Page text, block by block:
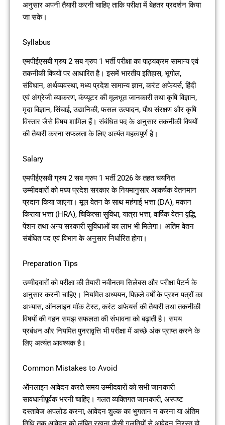
अनुसार अपनी तैयारी करनी चाहिए ताकि परीक्षा में बेहतर प्रदर्शन किया
जा सके।
Syllabus
एमपीईएसबी ग्रुप 2 सब ग्रुप 1 भर्ती परीक्षा का पाठ्यक्रम सामान्य एवं
तकनीकी विषयों पर आधारित है। इसमें भारतीय इतिहास, भूगोल,
संविधान, अर्थव्यवस्था, मध्य प्रदेश सामान्य ज्ञान, करंट अफेयर्स, हिंदी
एवं अंग्रेजी व्याकरण, कंप्यूटर की मूलभूत जानकारी तथा कृषि विज्ञान,
मृदा विज्ञान, सिंचाई, उद्यानिकी, फसल उत्पादन, पौध संरक्षण और कृषि
विस्तार जैसे विषय शामिल हैं। संबंधित पद के अनुसार तकनीकी विषयों
की तैयारी करना सफलता के लिए अत्यंत महत्वपूर्ण है।
Salary
एमपीईएसबी ग्रुप 2 सब ग्रुप 1 भर्ती 2026 के तहत चयनित
उम्मीदवारों को मध्य प्रदेश सरकार के नियमानुसार आकर्षक वेतनमान
प्रदान किया जाएगा। मूल वेतन के साथ महंगाई भत्ता (DA), मकान
किराया भत्ता (HRA), चिकित्सा सुविधा, यात्रा भत्ता, वार्षिक वेतन वृद्धि,
पेंशन तथा अन्य सरकारी सुविधाओं का लाभ भी मिलेगा। अंतिम वेतन
संबंधित पद एवं विभाग के अनुसार निर्धारित होगा।
Preparation Tips
उम्मीदवारों को परीक्षा की तैयारी नवीनतम सिलेबस और परीक्षा पैटर्न के
अनुसार करनी चाहिए। नियमित अध्ययन, पिछले वर्षों के प्रश्न पत्रों का
अभ्यास, ऑनलाइन मॉक टेस्ट, करंट अफेयर्स की तैयारी तथा तकनीकी
विषयों की गहन समझ सफलता की संभावना को बढ़ाती है। समय
प्रबंधन और नियमित पुनरावृत्ति भी परीक्षा में अच्छे अंक प्राप्त करने के
लिए अत्यंत आवश्यक है।
Common Mistakes to Avoid
ऑनलाइन आवेदन करते समय उम्मीदवारों को सभी जानकारी
सावधानीपूर्वक भरनी चाहिए। गलत व्यक्तिगत जानकारी, अस्पष्ट
दस्तावेज अपलोड करना, आवेदन शुल्क का भुगतान न करना या अंतिम